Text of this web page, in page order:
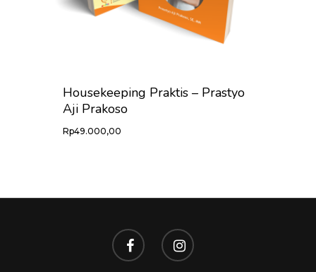
Housekeeping Praktis – Prastyo
Aji Prakoso
Rp49.000,00